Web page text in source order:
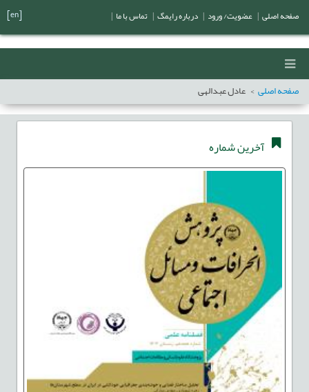
صفحه اصلی عادل عبدالهی
آخرین شماره
صفحه اصلی عضویت/ ورود درباره رایمگ تماس با ما